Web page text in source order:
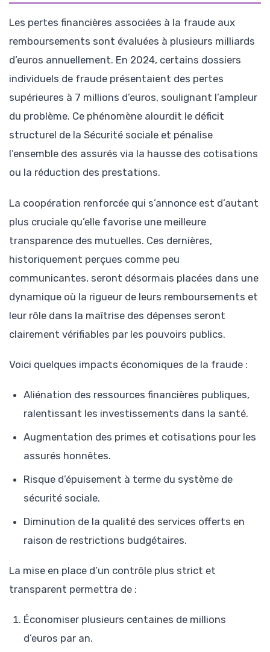
Les pertes financières associées à la fraude aux
remboursements sont évaluées à plusieurs milliards
d’euros annuellement. En 2024, certains dossiers
individuels de fraude présentaient des pertes
supérieures à 7 millions d’euros, soulignant l’ampleur
du problème. Ce phénomène alourdit le déficit
structurel de la Sécurité sociale et pénalise
l’ensemble des assurés via la hausse des cotisations
ou la réduction des prestations.
La coopération renforcée qui s’annonce est d’autant
plus cruciale qu’elle favorise une meilleure
transparence des mutuelles. Ces dernières,
historiquement perçues comme peu
communicantes, seront désormais placées dans une
dynamique où la rigueur de leurs remboursements et
leur rôle dans la maîtrise des dépenses seront
clairement vérifiables par les pouvoirs publics.
Voici quelques impacts économiques de la fraude :
Aliénation des ressources financières publiques,
ralentissant les investissements dans la santé.
Augmentation des primes et cotisations pour les
assurés honnêtes.
Risque d’épuisement à terme du système de
sécurité sociale.
Diminution de la qualité des services offerts en
raison de restrictions budgétaires.
La mise en place d’un contrôle plus strict et
transparent permettra de :
Économiser plusieurs centaines de millions
d’euros par an.